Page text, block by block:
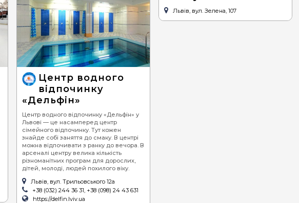
Центр водного
відпочинку
«Дельфін»
Центр водного відпочинку «Дельфін» у
Львові — це насамперед центр
сімейного відпочинку. Тут кожен
знайде собі заняття до смаку. В центрі
можна відпочивати з ранку до вечора. В
арсеналі центру велика кількість
різноманітних програм для дорослих,
дітей, молоді, людей похилого віку.
Львів, вул. Трильовського 12а
+38 (032) 244 36 31, +38 (098) 24 43 631
https://delfin.lviv.ua
Львів, вул. Зелена, 107